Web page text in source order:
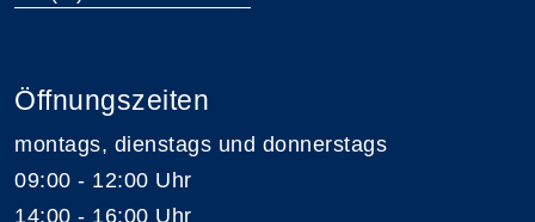
Öffnungszeiten
montags, dienstags und donnerstags
09:00 - 12:00 Uhr
14:00 - 16:00 Uhr